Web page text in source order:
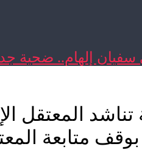
سفيان إلهام.. ضحية
تناشد
متابعة